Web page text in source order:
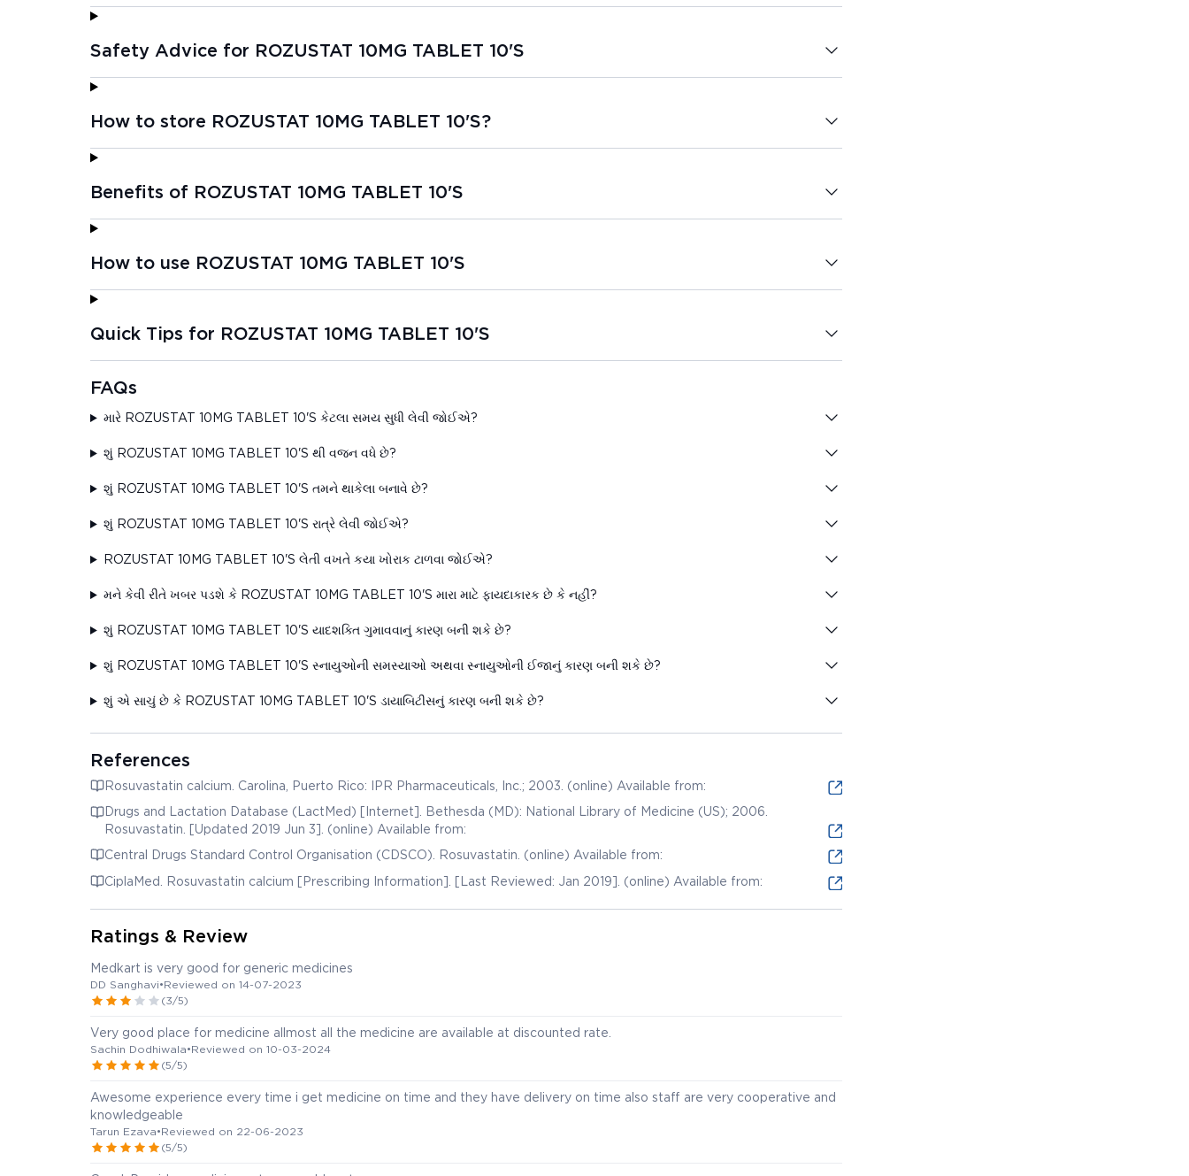
Safety Advice for ROZUSTAT 10MG TABLET 10'S
How to store ROZUSTAT 10MG TABLET 10'S?
Benefits of ROZUSTAT 10MG TABLET 10'S
How to use ROZUSTAT 10MG TABLET 10'S
Quick Tips for ROZUSTAT 10MG TABLET 10'S
FAQs
મારે ROZUSTAT 10MG TABLET 10'S કેટલા સમય સુધી લેવી જોઈએ?
શું ROZUSTAT 10MG TABLET 10'S થી વજન વધે છે?
શું ROZUSTAT 10MG TABLET 10'S તમને થાકેલા બનાવે છે?
શું ROZUSTAT 10MG TABLET 10'S રાત્રે લેવી જોઈએ?
ROZUSTAT 10MG TABLET 10'S લેતી વખતે કયા ખોરાક ટાળવા જોઈએ?
મને કેવી રીતે ખબર પડશે કે ROZUSTAT 10MG TABLET 10'S મારા માટે ફાયદાકારક છે કે નહીં?
શું ROZUSTAT 10MG TABLET 10'S યાદશક્તિ ગુમાવવાનું કારણ બની શકે છે?
શું ROZUSTAT 10MG TABLET 10'S સ્નાયુઓની સમસ્યાઓ અથવા સ્નાયુઓની ઈજાનું કારણ બની શકે છે?
શું એ સાચું છે કે ROZUSTAT 10MG TABLET 10'S ડાયાબિટીસનું કારણ બની શકે છે?
References
Rosuvastatin calcium. Carolina, Puerto Rico: IPR Pharmaceuticals, Inc.; 2003. (online) Available from:
Drugs and Lactation Database (LactMed) [Internet]. Bethesda (MD): National Library of Medicine (US); 2006.
Rosuvastatin. [Updated 2019 Jun 3]. (online) Available from:
Central Drugs Standard Control Organisation (CDSCO). Rosuvastatin. (online) Available from:
CiplaMed. Rosuvastatin calcium [Prescribing Information]. [Last Reviewed: Jan 2019]. (online) Available from:
Ratings & Review
Medkart is very good for generic medicines
DD Sanghavi•Reviewed on 14-07-2023
(3/5)
Very good place for medicine allmost all the medicine are available at discounted rate.
Sachin Dodhiwala•Reviewed on 10-03-2024
(5/5)
Awesome experience every time i get medicine on time and they have delivery on time also staff are very cooperative and
knowledgeable
Tarun Ezava•Reviewed on 22-06-2023
(5/5)